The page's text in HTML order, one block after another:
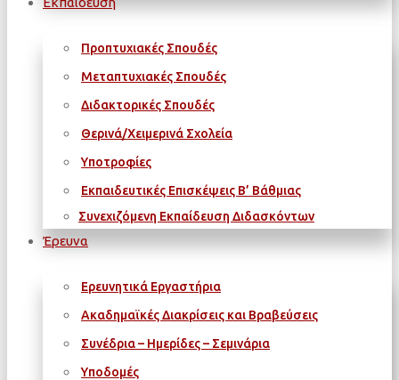
Προπτυχιακές Σπουδές
Μεταπτυχιακές Σπουδές
Διδακτορικές Σπουδές
Θερινά/Χειμερινά Σχολεία
Υποτροφίες
Εκπαιδευτικές Επισκέψεις Β’ Βάθμιας
Συνεχιζόμενη Εκπαίδευση Διδασκόντων
Έρευνα
Ερευνητικά Εργαστήρια
Ακαδημαϊκές Διακρίσεις και Βραβεύσεις
Συνέδρια – Ημερίδες – Σεμινάρια
Υποδομές